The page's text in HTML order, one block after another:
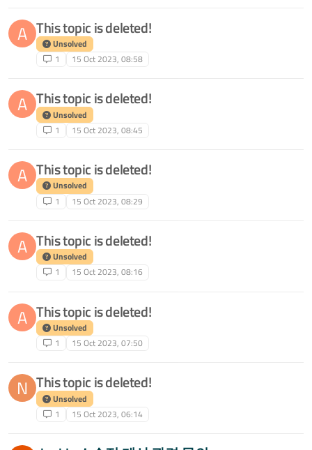
A This topic is deleted!
Unsolved
1
15 Oct 2023, 08:58
A This topic is deleted!
Unsolved
1
15 Oct 2023, 08:45
A This topic is deleted!
Unsolved
1
15 Oct 2023, 08:29
A This topic is deleted!
Unsolved
1
15 Oct 2023, 08:16
A This topic is deleted!
Unsolved
1
15 Oct 2023, 07:50
N This topic is deleted!
Unsolved
1
15 Oct 2023, 06:14